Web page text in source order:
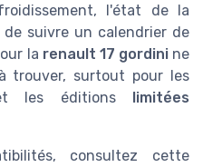
l'état de la
suivre un calendrier de
la renault 17 gordinine
trouver, surtout pour les
les éditions limitées
consultez cette